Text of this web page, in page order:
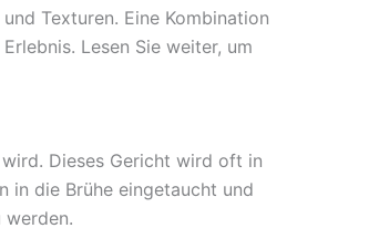
Texturen. Eine Kombination
Lesen Sie weiter, um
Dieses Gericht wird oft in
in die Brühe eingetaucht und